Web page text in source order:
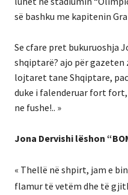
së bashku me kapitenin
Se cfare pret bukuruoshja
shqiptarë? ajo për gazeten
lojtaret tane Shqiptare,
duke i falenderuar fort
ne fushe!.. »
Jona Dervishi lëshon
« Thellë në shpirt, jam e
flamur të vetëm dhe të